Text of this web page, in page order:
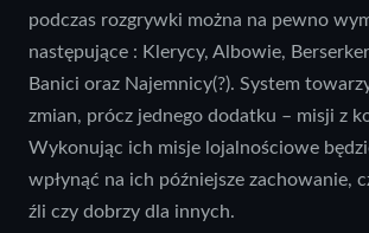
podczas rozgrywki można na pewno
następujące : Klerycy, Albowie,
Banici oraz Najemnicy(?). System
zmian, prócz jednego dodatku – misji z
Wykonując ich misje lojalnościowe
wpłynąć na ich późniejsze zachowanie,
źli czy dobrzy dla innych.